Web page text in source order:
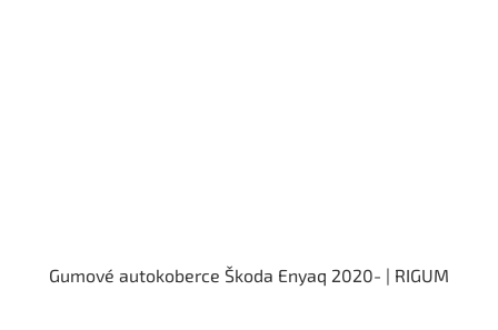
Gumové autokoberce Škoda Enyaq 2020- | RIGUM